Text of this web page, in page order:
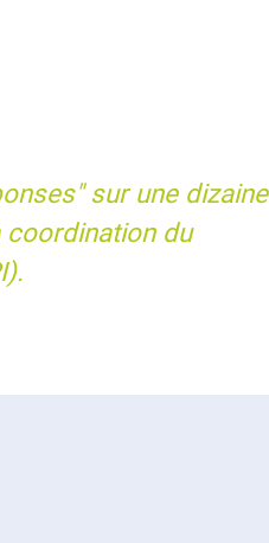
sur une dizaine
du